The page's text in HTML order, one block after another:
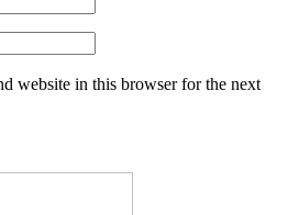
website in this browser for the next